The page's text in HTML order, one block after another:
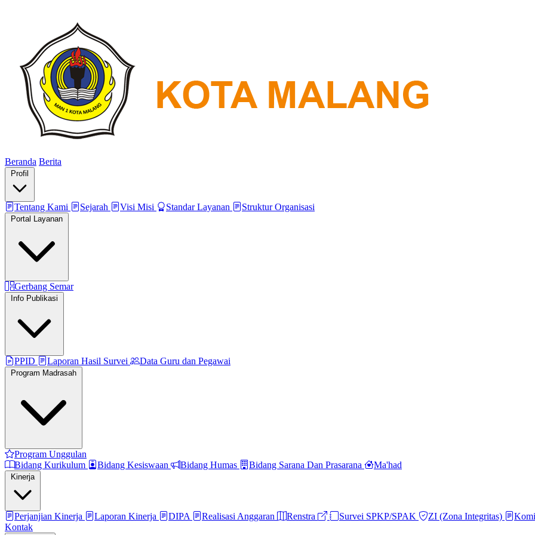
Beranda Berita
Profil
Tentang Kami Sejarah Visi Misi Standar Layanan Struktur Organisasi
Portal Layanan
Gerbang Semar
Info Publikasi
PPID Laporan Hasil Survei Data Guru dan Pegawai
Program Madrasah
Program Unggulan
Bidang Kurikulum
Bidang Kesiswaan Bidang Humas Bidang Sarana Dan Prasarana Ma'had
Kinerja
Perjanjian Kinerja Laporan Kinerja DIPA Realisasi Anggaran Renstra Survei SPKP/SPAK ZI (Zona Integritas)
Kontak